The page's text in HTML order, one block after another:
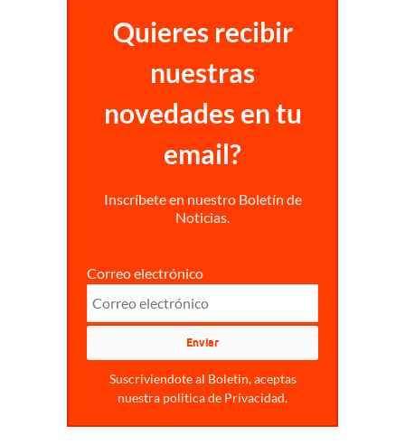
Quieres recibir
nuestras
novedades en tu
email?
Inscríbete en nuestro Boletín de
Noticias.
Correo electrónico
Suscriviendote al Boletin, aceptas
nuestra politica de Privacidad.